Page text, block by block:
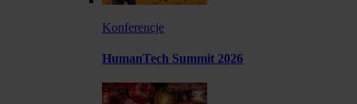
Konferencje
HumanTech Summit 2026